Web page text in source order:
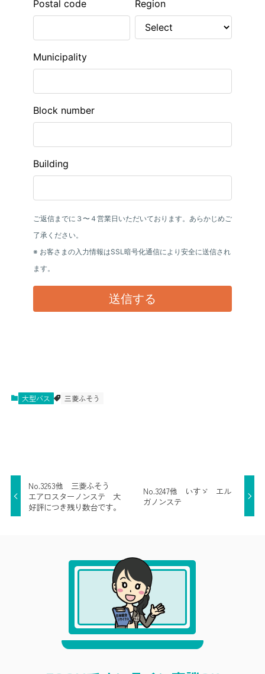
大型バス 三菱ふそう
No.3263他 三菱ふそう
エアロスターノンステ 大
好評につき残り数台です。
No.3247他 いすゞ エル
ガノンステ